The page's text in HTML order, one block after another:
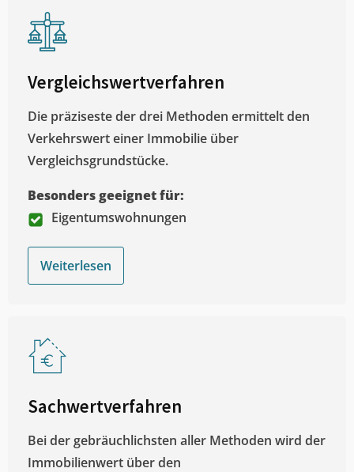
Vergleichswertverfahren
Die präziseste der drei Methoden ermittelt den
Verkehrswert einer Immobilie über
Vergleichsgrundstücke.
Besonders geeignet für:
Eigentumswohnungen
Weiterlesen
Sachwertverfahren
Bei der gebräuchlichsten aller Methoden wird der
Immobilienwert über den